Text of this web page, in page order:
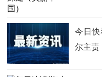
今日
尔主责